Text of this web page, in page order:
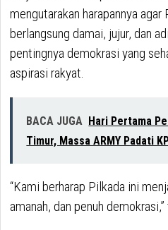
mengutarakan harapannya
berlangsung damai, jujur, dan
pentingnya demokrasi yang
aspirasi rakyat.
BACA JUGA Hari Pertama
Timur, Massa ARMY Padati
“Kami berharap Pilkada ini
amanah, dan penuh